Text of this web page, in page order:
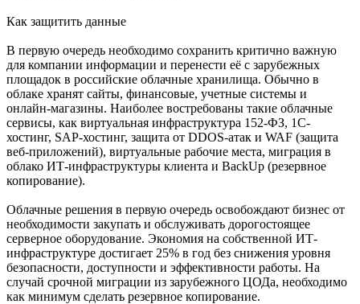
Как защитить данные
В первую очередь необходимо сохранить критично важную
для компании информации и перенести её с зарубежных
площадок в российские облачные хранилища. Обычно в
облаке хранят сайты, финансовые, учетные системы и
онлайн-магазины. Наиболее востребованы такие облачные
сервисы, как виртуальная инфраструктура 152-ФЗ, 1С-
хостинг, SAP-хостинг, защита от DDOS-атак и WAF (защита
веб-приложений), виртуальные рабочие места, миграция в
облако ИТ-инфраструктуры клиента и BackUp (резервное
копирование).
Облачные решения в первую очередь освобождают бизнес от
необходимости закупать и обслуживать дорогостоящее
серверное оборудование. Экономия на собственной ИТ-
инфраструктуре достигает 25% в год без снижения уровня
безопасности, доступности и эффективности работы. На
случай срочной миграции из зарубежного ЦОДа, необходимо
как минимум сделать резервное копирование.